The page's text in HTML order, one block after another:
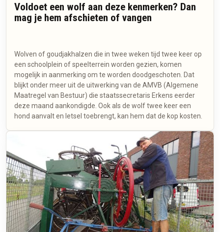
Voldoet een wolf aan deze kenmerken? Dan
mag je hem afschieten of vangen
Wolven of goudjakhalzen die in twee weken tijd twee keer op
een schoolplein of speelterrein worden gezien, komen
mogelijk in aanmerking om te worden doodgeschoten. Dat
blijkt onder meer uit de uitwerking van de AMVB (Algemene
Maatregel van Bestuur) die staatssecretaris Erkens eerder
deze maand aankondigde. Ook als de wolf twee keer een
hond aanvalt en letsel toebrengt, kan hem dat de kop kosten.